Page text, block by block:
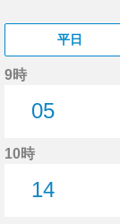
平日
9時
05
10時
14